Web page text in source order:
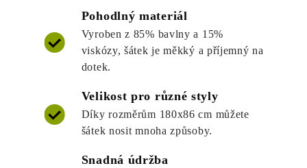
Pohodlný materiál
Vyroben z 85% bavlny a 15%
viskózy, šátek je měkký a příjemný na
dotek.
Velikost pro různé styly
Díky rozměrům 180x86 cm můžete
šátek nosit mnoha způsoby.
Snadná údržba